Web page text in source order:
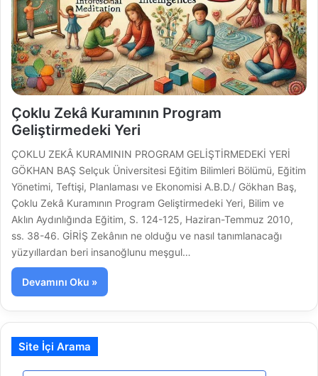
Çoklu Zekâ Kuramının Program
Geliştirmedeki Yeri
ÇOKLU ZEKÂ KURAMININ PROGRAM GELİŞTİRMEDEKİ YERİ
GÖKHAN BAŞ Selçuk Üniversitesi Eğitim Bilimleri Bölümü, Eğitim
Yönetimi, Teftişi, Planlaması ve Ekonomisi A.B.D./ Gökhan Baş,
Çoklu Zekâ Kuramının Program Geliştirmedeki Yeri, Bilim ve
Aklın Aydınlığında Eğitim, S. 124-125, Haziran-Temmuz 2010,
ss. 38-46. GİRİŞ Zekânın ne olduğu ve nasıl tanımlanacağı
yüzyıllardan beri insanoğlunu meşgul…
Devamını Oku »
Site İçi Arama